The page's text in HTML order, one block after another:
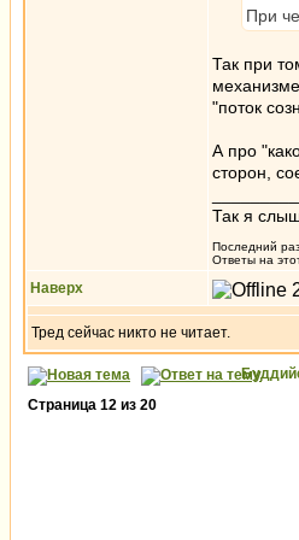
При
Так при
"поток
А про
сторон,
Так я
Последний
Ответы на
Наверх
Тред сейчас никто не читает.
Страница 12 из 20